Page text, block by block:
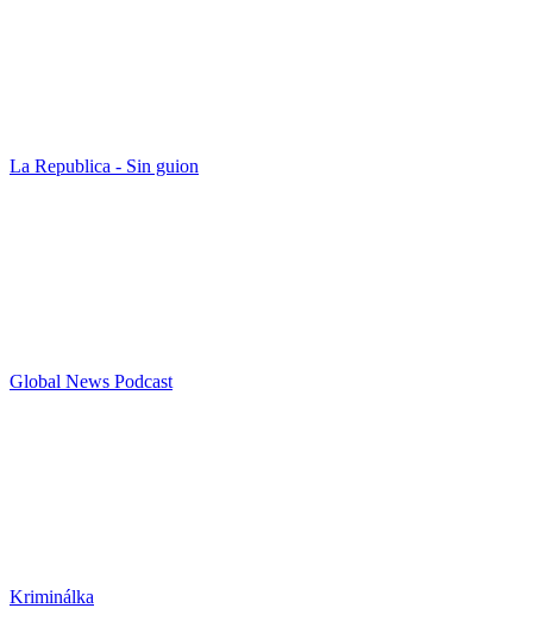
La Republica - Sin guion
Global News Podcast
Kriminálka